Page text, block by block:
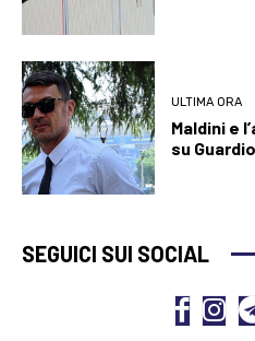
ULTIMA ORA
Maldini e
su
SEGUICI SUI SOCIAL